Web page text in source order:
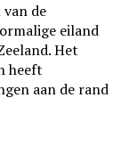
de
eiland
Het
heeft
aan de rand